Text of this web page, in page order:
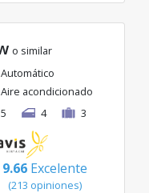
o similar
Automático
Aire acondicionado
5
4 3
9.66 Excelente
(213 opiniones)